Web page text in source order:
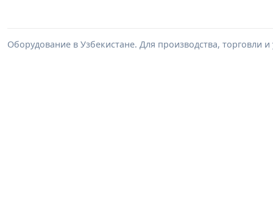
Оборудование в Узбекистане. Для производства, торговли